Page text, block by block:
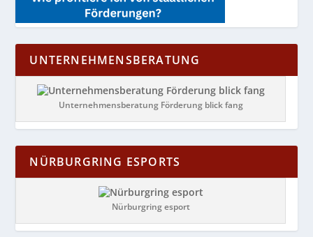
UNTERNEHMENSBERATUNG
Unternehmensberatung Förderung blick fang
NÜRBURGRING ESPORTS
Nürburgring esport